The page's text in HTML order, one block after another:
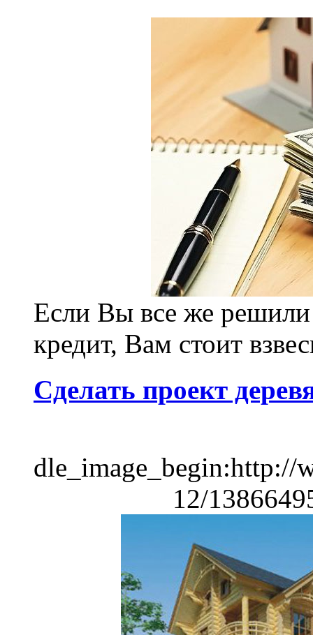
Если Вы все же
кредит, Вам стоит
Сделать проект
dle_image_begin:http://
12/